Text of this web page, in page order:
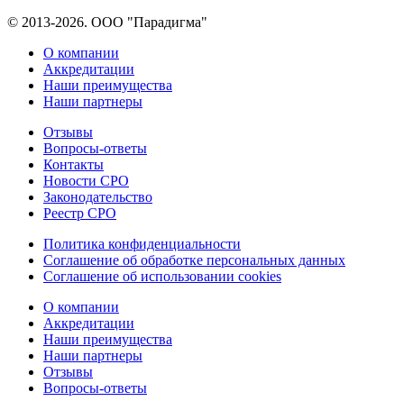
© 2013-2026. ООО "Парадигма"
О компании
Аккредитации
Наши преимущества
Наши партнеры
Отзывы
Вопросы-ответы
Контакты
Новости СРО
Законодательство
Реестр СРО
Политика конфиденциальности
Соглашение об обработке персональных данных
Соглашение об использовании cookies
О компании
Аккредитации
Наши преимущества
Наши партнеры
Отзывы
Вопросы-ответы